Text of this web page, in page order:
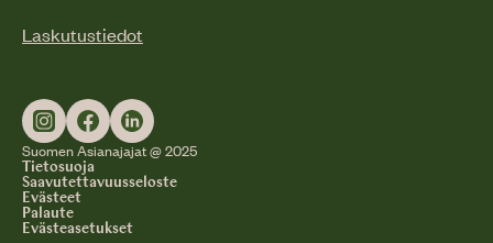
Laskutustiedot
Suomen Asianajajat @ 2025
Tietosuoja
Saavutettavuusseloste
Evästeet
Palaute
Evästeasetukset